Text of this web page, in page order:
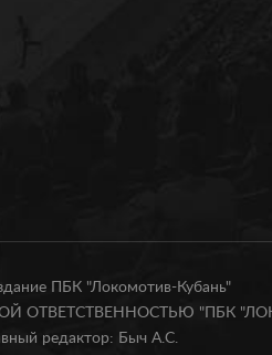
ПБК "Локомотив-Кубань"
ОТВЕТСТВЕННОСТЬЮ "ПБК
редактор: Быч А.С.